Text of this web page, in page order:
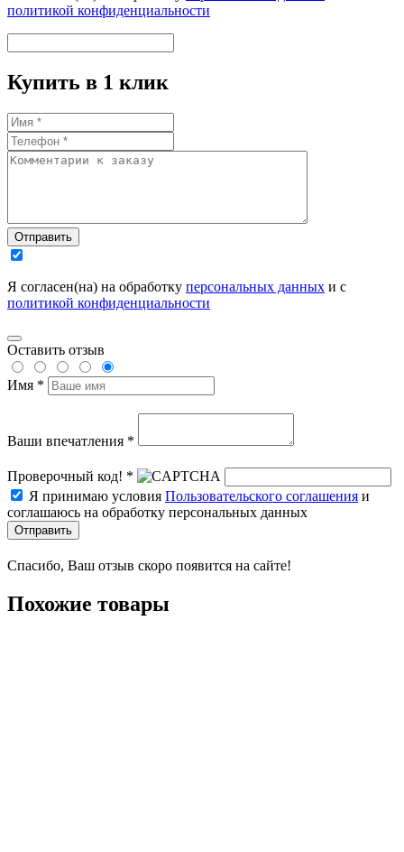
политикой конфиденциальности
Купить в 1 клик
Отправить
Я согласен(на) на обработку персональных данных и с
политикой конфиденциальности
Оставить отзыв
Имя *
Ваши впечатления *
Проверочный код! *
Я принимаю условия Пользовательского соглашения и
соглашаюсь на обработку персональных данных
Отправить
Спасибо, Ваш отзыв скоро появится на сайте!
Похожие товары